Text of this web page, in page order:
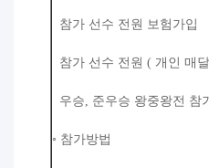
참가 선수 전원 보험가입
참가 선수 전원 ( 개인 매
우승, 준우승 왕중왕전 참
◦ 참가방법